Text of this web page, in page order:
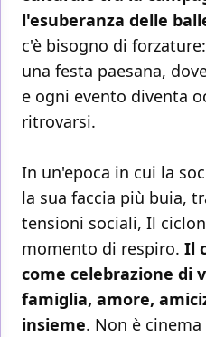
l'esuberanza delle
c'è bisogno di
una festa paesana,
e ogni evento diventa
ritrovarsi.
In un'epoca in cui la
la sua faccia più buia,
tensioni sociali, Il
momento di respiro. Il
come celebrazione di
famiglia, amore,
insieme. Non è